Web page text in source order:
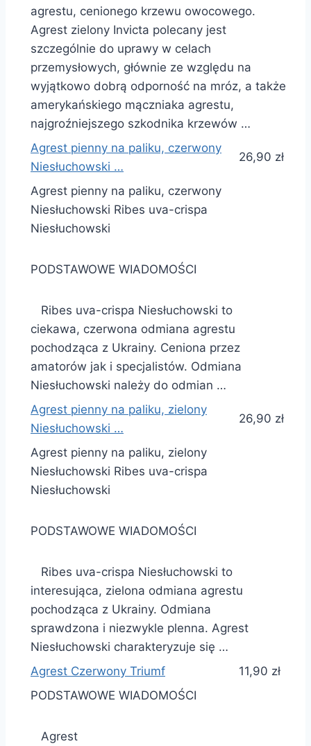
agrestu, cenionego krzewu owocowego.
Agrest zielony Invicta polecany jest
szczególnie do uprawy w celach
przemysłowych, głównie ze względu na
wyjątkowo dobrą odporność na mróz, a także
amerykańskiego mączniaka agrestu,
najgroźniejszego szkodnika krzewów …
Agrest pienny na paliku, czerwony
Niesłuchowski …
26,90 zł
Agrest pienny na paliku, czerwony
Niesłuchowski Ribes uva-crispa
Niesłuchowski
PODSTAWOWE WIADOMOŚCI
Ribes uva-crispa Niesłuchowski to
ciekawa, czerwona odmiana agrestu
pochodząca z Ukrainy. Ceniona przez
amatorów jak i specjalistów. Odmiana
Niesłuchowski należy do odmian …
Agrest pienny na paliku, zielony
Niesłuchowski …
26,90 zł
Agrest pienny na paliku, zielony
Niesłuchowski Ribes uva-crispa
Niesłuchowski
PODSTAWOWE WIADOMOŚCI
Ribes uva-crispa Niesłuchowski to
interesująca, zielona odmiana agrestu
pochodząca z Ukrainy. Odmiana
sprawdzona i niezwykle plenna. Agrest
Niesłuchowski charakteryzuje się …
Agrest Czerwony Triumf
11,90 zł
PODSTAWOWE WIADOMOŚCI
Agrest